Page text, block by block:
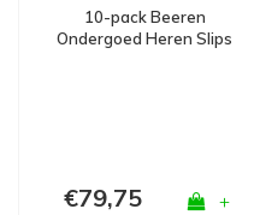
10-pack Beeren
Ondergoed Heren Slips
€79,75 +